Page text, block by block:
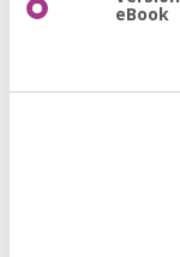
eBook